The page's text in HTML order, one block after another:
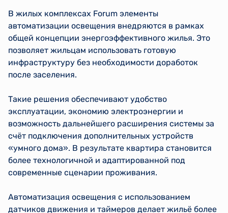
В жилых комплексах Forum элементы
автоматизации освещения внедряются в рамках
общей концепции энергоэффективного жилья. Это
позволяет жильцам использовать готовую
инфраструктуру без необходимости доработок
после заселения.
Такие решения обеспечивают удобство
эксплуатации, экономию электроэнергии и
возможность дальнейшего расширения системы за
счёт подключения дополнительных устройств
«умного дома». В результате квартира становится
более технологичной и адаптированной под
современные сценарии проживания.
Автоматизация освещения с использованием
датчиков движения и таймеров делает жильё более